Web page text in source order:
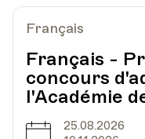
Escaliers du
Date19.03.2023
LieuUPL -
Escaliers du
Français
Français -
concours
l'Académie
Date
25.08.2026